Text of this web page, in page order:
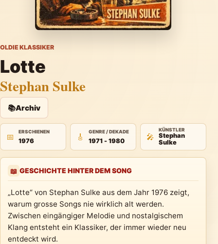
OLDIE KLASSIKER
Lotte
Stephan Sulke
📚Archiv
📅
ERSCHIENEN
1976 🎸
GENRE / DEKADE
1971 - 1980 🎤
KÜNSTLER
Stephan
Sulke
📖 GESCHICHTE HINTER DEM SONG
„Lotte“ von Stephan Sulke aus dem Jahr 1976 zeigt,
warum grosse Songs nie wirklich alt werden.
Zwischen eingängiger Melodie und nostalgischem
Klang entsteht ein Klassiker, der immer wieder neu
entdeckt wird.